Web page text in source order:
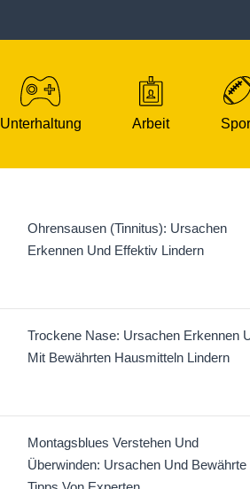
Unterhaltung Arbeit
Ohrensausen (Tinnitus): Ursachen
Erkennen Und Effektiv Lindern
Trockene Nase: Ursachen Erkennen
Mit Bewährten Hausmitteln Lindern
Montagsblues Verstehen Und
Überwinden: Ursachen Und Bewährte